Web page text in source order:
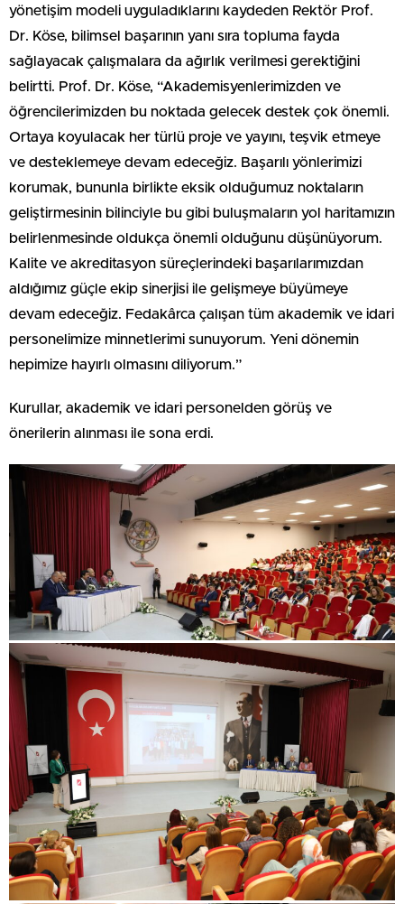
yönetişim modeli uyguladıklarını kaydeden Rektör Prof.
Dr. Köse, bilimsel başarının yanı sıra topluma fayda
sağlayacak çalışmalara da ağırlık verilmesi gerektiğini
belirtti. Prof. Dr. Köse, “Akademisyenlerimizden ve
öğrencilerimizden bu noktada gelecek destek çok önemli.
Ortaya koyulacak her türlü proje ve yayını, teşvik etmeye
ve desteklemeye devam edeceğiz. Başarılı yönlerimizi
korumak, bununla birlikte eksik olduğumuz noktaların
geliştirmesinin bilinciyle bu gibi buluşmaların yol haritamızın
belirlenmesinde oldukça önemli olduğunu düşünüyorum.
Kalite ve akreditasyon süreçlerindeki başarılarımızdan
aldığımız güçle ekip sinerjisi ile gelişmeye büyümeye
devam edeceğiz. Fedakârca çalışan tüm akademik ve idari
personelimize minnetlerimi sunuyorum. Yeni dönemin
hepimize hayırlı olmasını diliyorum.”
Kurullar, akademik ve idari personelden görüş ve
önerilerin alınması ile sona erdi.